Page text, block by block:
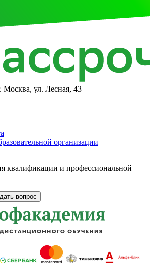
Москва, ул. Лесная, 43
организации
квалификации и профессиональной
вопрос